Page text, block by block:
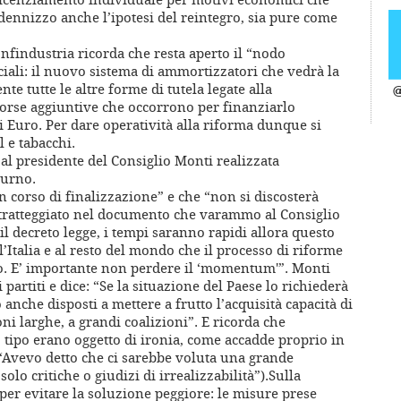
anche l’ipotesi del reintegro, sia pure come
ricorda che resta aperto il “nodo
il nuovo sistema di ammortizzatori che vedrà la
tutte le altre forme di tutela legate alla
aggiuntive che occorrono per finanziarlo
Per dare operatività alla riforma dunque si
e tabacchi.
presidente del Consiglio Monti realizzata
corso di finalizzazione” e che “non si discosterà
nel documento che varammo al Consiglio
decreto legge, i tempi saranno rapidi allora questo
e al resto del mondo che il processo di riforme
importante non perdere il ‘momentum'”. Monti
e dice: “Se la situazione del Paese lo richiederà
disposti a mettere a frutto l’acquisità capacità di
larghe, a grandi coalizioni”. E ricorda che
erano oggetto di ironia, come accadde proprio in
detto che ci sarebbe voluta una grande
critiche o giudizi di irrealizzabilità”).Sulla
evitare la soluzione peggiore: le misure prese